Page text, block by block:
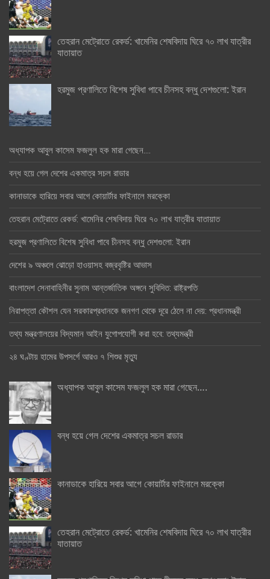
তেহরান মেট্রোতে রেকর্ড: খামেনির শেষবিদায় ঘিরে ৭০ লাখ যাত্রীর
যাতায়াত
হরমুজ প্রণালিতে বিশেষ সুবিধা পাবে চীনসহ বন্ধু দেশগুলো: ইরান
অধ্যাপক আবুল কাসেম ফজলুল হক মারা গেছেন….
বন্ধ হয়ে গেল দেশের একমাত্র সচল রাডার
কানাডাকে হারিয়ে সবার আগে কোয়ার্টার ফাইনালে মরক্কো
তেহরান মেট্রোতে রেকর্ড: খামেনির শেষবিদায় ঘিরে ৭০ লাখ যাত্রীর যাতায়াত
হরমুজ প্রণালিতে বিশেষ সুবিধা পাবে চীনসহ বন্ধু দেশগুলো: ইরান
দেশের ৯ অঞ্চলে ঝোড়ো হাওয়াসহ বজ্রবৃষ্টির আভাস
বাংলাদেশ সেনাবাহিনীর সুনাম আন্তর্জাতিক অঙ্গনে সুবিদিত: রাষ্ট্রপতি
নিরাপত্তা কৌশল যেন সরকারপ্রধানকে জনগণ থেকে দূরে ঠেলে না দেয়: প্রধানমন্ত্রী
তথ্য মন্ত্রণালয়ের বিদ্যমান আইন যুগোপযোগী করা হবে: তথ্যমন্ত্রী
২৪ ঘণ্টায় হামের উপসর্গে আরও ৭ শিশুর মৃত্যু
অধ্যাপক আবুল কাসেম ফজলুল হক মারা গেছেন….
বন্ধ হয়ে গেল দেশের একমাত্র সচল রাডার
কানাডাকে হারিয়ে সবার আগে কোয়ার্টার ফাইনালে মরক্কো
তেহরান মেট্রোতে রেকর্ড: খামেনির শেষবিদায় ঘিরে ৭০ লাখ যাত্রীর
যাতায়াত